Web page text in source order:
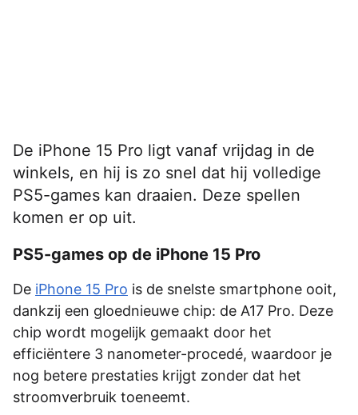
De iPhone 15 Pro ligt vanaf vrijdag in de
winkels, en hij is zo snel dat hij volledige
PS5-games kan draaien. Deze spellen
komen er op uit.
PS5-games op de iPhone 15 Pro
De iPhone 15 Pro is de snelste smartphone ooit,
dankzij een gloednieuwe chip: de A17 Pro. Deze
chip wordt mogelijk gemaakt door het
efficiëntere 3 nanometer-procedé, waardoor je
nog betere prestaties krijgt zonder dat het
stroomverbruik toeneemt.